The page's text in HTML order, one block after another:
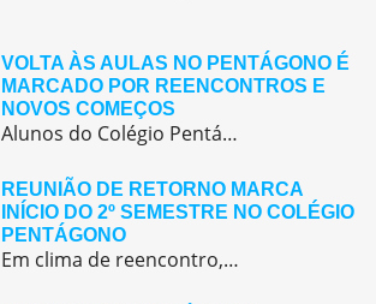
VOLTA ÀS AULAS NO PENTÁGONO É
MARCADO POR REENCONTROS E
NOVOS COMEÇOS
Alunos do Colégio Pentágono retornaram às aulas trazendo o entusiasmo dos reencontros e o desejo de seguir aprendendo com significado.
REUNIÃO DE RETORNO MARCA
INÍCIO DO 2º SEMESTRE NO COLÉGIO
PENTÁGONO
Em clima de reencontro, a equipe pedagógica participou da abertura do semestre letivo com treinamentos e simulação de emergência